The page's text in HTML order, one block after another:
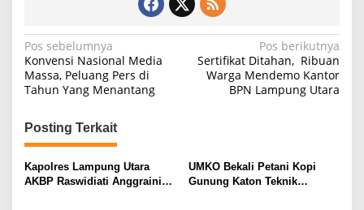
N
a
v
i
g
a
s
Pos sebelumnya
Konvensi Nasional Media
Massa, Peluang Pers di
Tahun Yang Menantang
Pos berikutnya
Sertifikat Ditahan, Ribuan
Warga Mendemo Kantor
BPN Lampung Utara
Posting Terkait
Kapolres Lampung Utara
AKBP Raswidiati Anggraini
UMKO Bekali Petani Kopi
Gunung Katon Teknik